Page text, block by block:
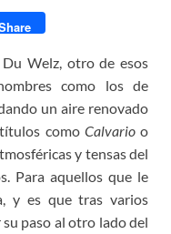
Welz, otro de esos
como los de
un aire renovado
como Calvarioo
y tensas del
Para aquellos que le
y es que tras varios
su paso al otro lado del